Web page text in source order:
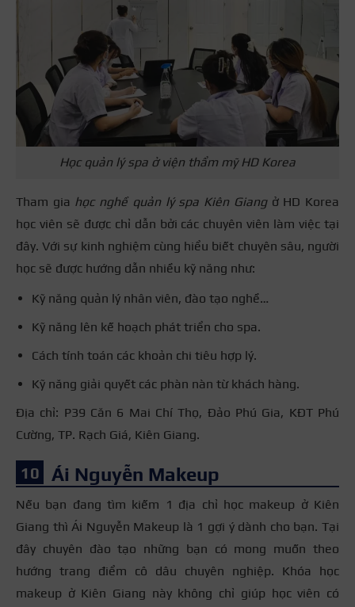
Học quản lý spa ở viện thẩm mỹ HD Korea
Tham gia học nghề quản lý spa Kiên Giangở HD Korea
học viên sẽ được chỉ dẫn bởi các chuyên viên làm việc tại
đây. Với sự kinh nghiệm cùng hiểu biết chuyên sâu, người
học sẽ được hướng dẫn nhiều kỹ năng như:
Kỹ năng quản lý nhân viên, đào tạo nghề…
Kỹ năng lên kế hoạch phát triển cho spa.
Cách tính toán các khoản chi tiêu hợp lý.
Kỹ năng giải quyết các phàn nàn từ khách hàng.
Địa chỉ: P39 Căn 6 Mai Chí Thọ, Đảo Phú Gia, KĐT Phú
Cường, TP. Rạch Giá, Kiên Giang.
Ái Nguyễn Makeup
Nếu bạn đang tìm kiếm 1 địa chỉ học makeup ở Kiên
Giang thì Ái Nguyễn Makeup là 1 gợi ý dành cho bạn. Tại
đây chuyên đào tạo những bạn có mong muốn theo
hướng trang điểm cô dâu chuyên nghiệp. Khóa học
makeup ở Kiên Giang này không chỉ giúp học viên có